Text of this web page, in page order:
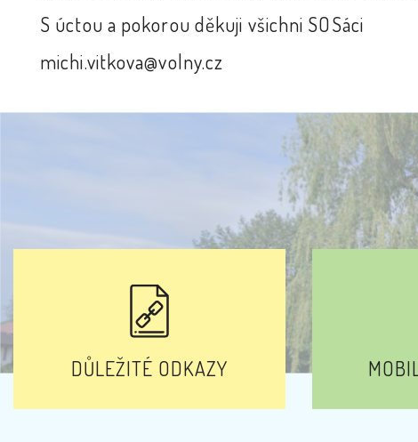
S úctou a pokorou děkuji všichni SOSáci
michi.vitkova@volny.cz
DŮLEŽITÉ ODKAZY